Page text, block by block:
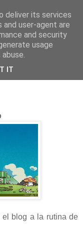
blog a la rutina de
deliver its services
and user-agent are
and security
usage
IT